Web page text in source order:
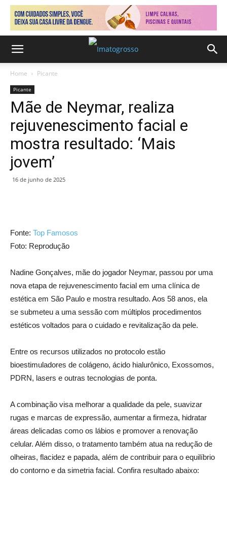
Home Picante
Picante
Mãe de Neymar, realiza
rejuvenescimento facial e
mostra resultado: ‘Mais
jovem’
16 de junho de 2025
Fonte: Top Famosos
Foto: Reprodução
Nadine Gonçalves, mãe do jogador Neymar, passou por uma
nova etapa de rejuvenescimento facial em uma clínica de
estética em São Paulo e mostra resultado. Aos 58 anos, ela
se submeteu a uma sessão com múltiplos procedimentos
estéticos voltados para o cuidado e revitalização da pele.
Entre os recursos utilizados no protocolo estão
bioestimuladores de colágeno, ácido hialurônico, Exossomos,
PDRN, lasers e outras tecnologias de ponta.
A combinação visa melhorar a qualidade da pele, suavizar
rugas e marcas de expressão, aumentar a firmeza, hidratar
áreas delicadas como os lábios e promover a renovação
celular. Além disso, o tratamento também atua na redução de
olheiras, flacidez e papada, além de contribuir para o equilíbrio
do contorno e da simetria facial. Confira resultado abaixo: